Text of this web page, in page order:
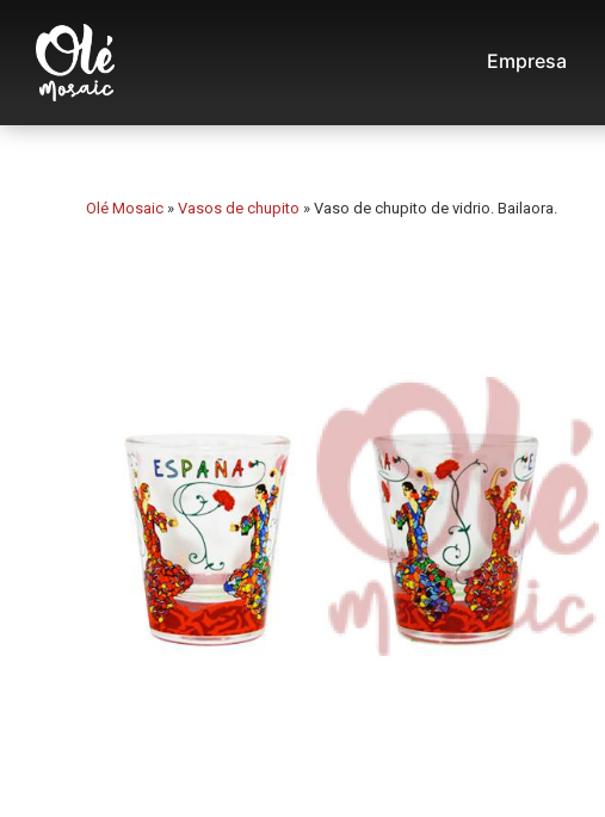
Empresa
Olé Mosaic » Vasos de chupito » Vaso de chupito de vidrio. Bailaora.